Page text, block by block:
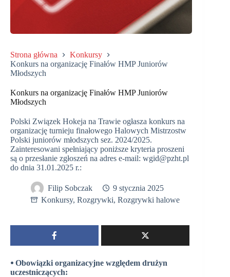
Strona główna
Konkursy
Konkurs na organizację Finałów HMP Juniorów
Młodszych
Konkurs na organizację Finałów HMP Juniorów
Młodszych
Polski Związek Hokeja na Trawie ogłasza konkurs na
organizację turnieju finałowego Halowych Mistrzostw
Polski juniorów młodszych sez. 2024/2025.
Zainteresowani spełniający poniższe kryteria proszeni
są o przesłanie zgłoszeń na adres e-mail: wgid@pzht.pl
do dnia 31.01.2025 r.:
Filip Sobczak
9 stycznia 2025
Konkursy, Rozgrywki, Rozgrywki halowe
⦁ Obowiązki organizacyjne względem drużyn
uczestniczących: